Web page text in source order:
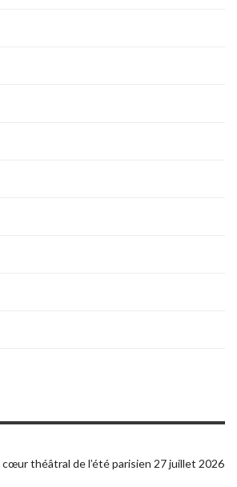
théâtral de l’été parisien 27 juillet 2026